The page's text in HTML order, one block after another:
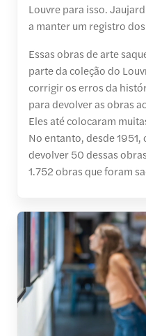
Louvre para isso.
a manter um registro
Essas obras de arte
parte da coleção do
corrigir os erros da
para devolver as obras
Eles até colocaram
No entanto, desde 1951,
devolver 50 dessas
1.752 obras que foram